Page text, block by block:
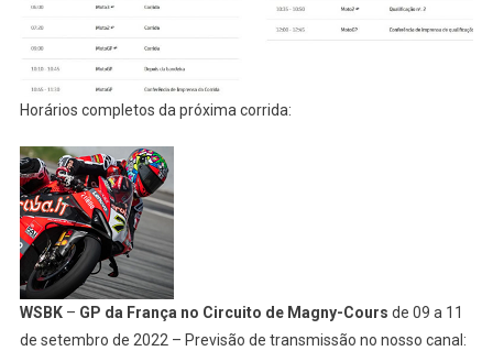
Horários completos da próxima corrida:
WSBK– GP da França no Circuito de Magny-Cours de 09 a 11
de setembro de 2022 – Previsão de transmissão no nosso canal: